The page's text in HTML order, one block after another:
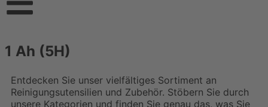
1 Ah (5H)
Entdecken Sie unser vielfältiges Sortiment an
Reinigungsutensilien und Zubehör. Stöbern Sie durch
unsere Kategorien und finden Sie genau das, was Sie